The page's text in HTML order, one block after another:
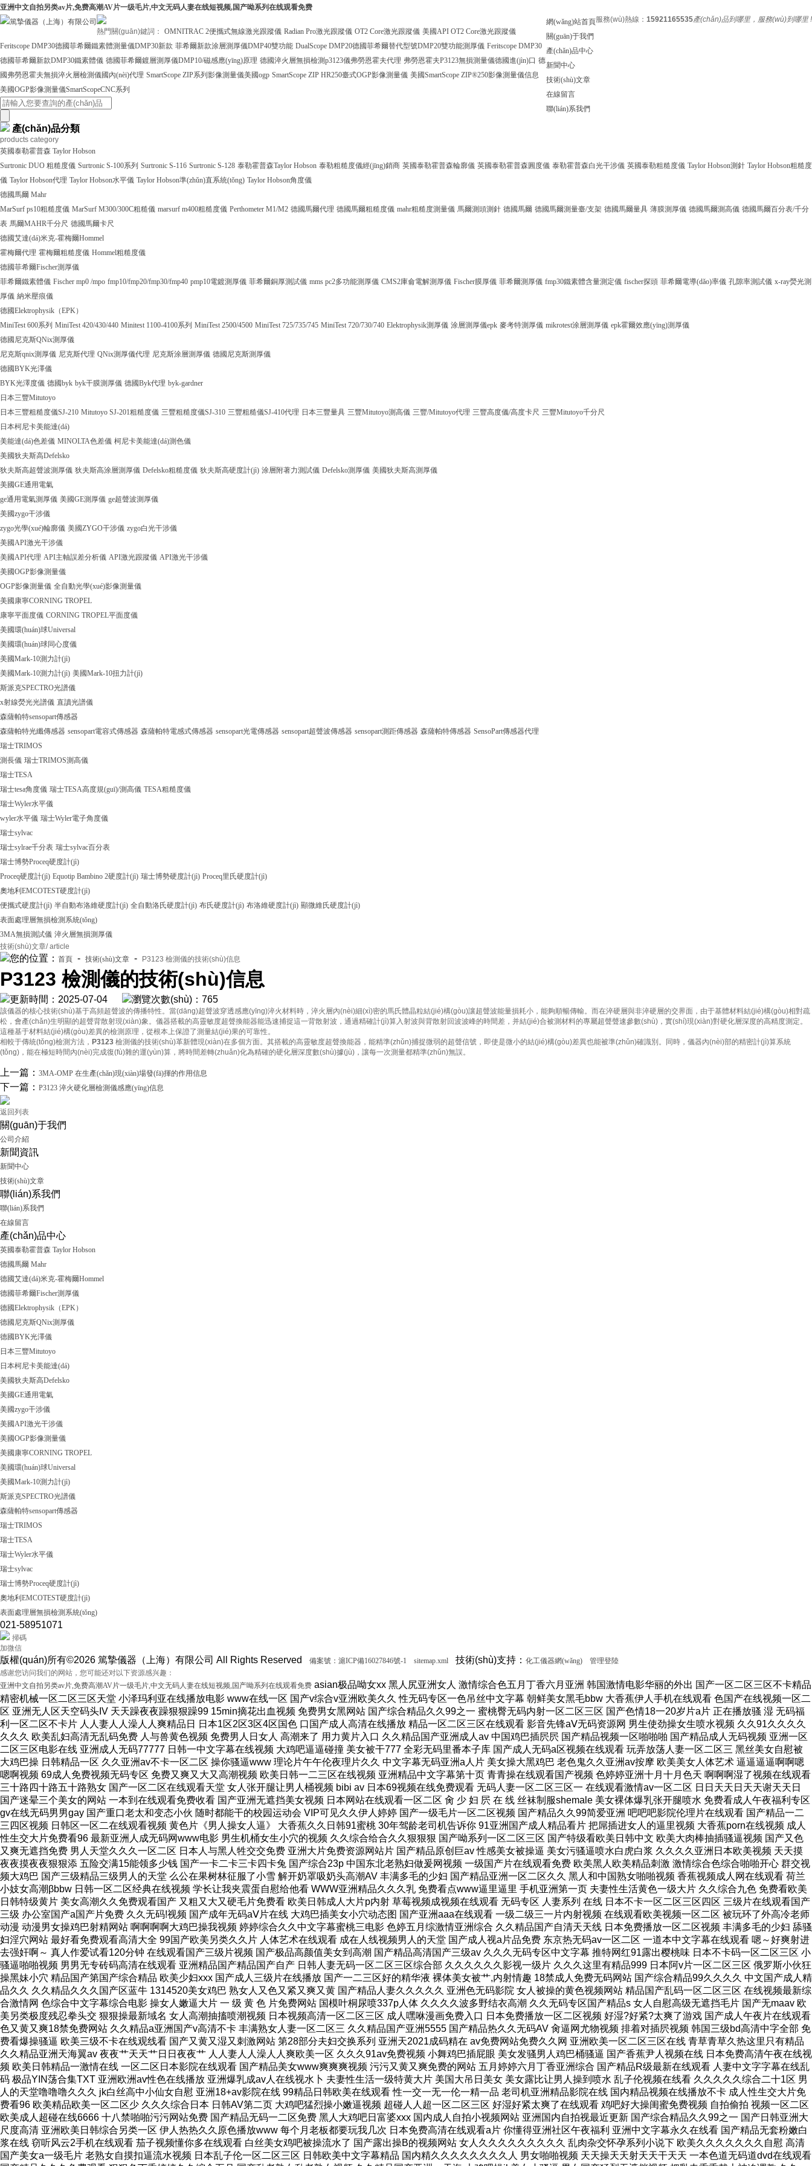
亚洲中文自拍另类av片,免费高潮AV片一级毛片,中文无码人妻在线短视频,国产呦系列在线观看免费
服務(wù)熱線： 15921165535產(chǎn)品到哪里，服務(wù)到哪里 !
網(wǎng)站首頁
關(guān)于我們
產(chǎn)品中心
新聞中心
技術(shù)文章
在線留言
聯(lián)系我們
熱門關(guān)鍵詞： OMNITRAC 2便攜式無線激光跟蹤儀 Radian Pro激光跟蹤儀 OT2 Core激光跟蹤儀 美國API OT2 Core激光跟蹤儀
Feritscope DMP30德國菲希爾鐵素體測量儀DMP30新款 菲希爾新款涂層測厚儀DMP40雙功能 DualScope DMP20德國菲希爾替代型號DMP20雙功能測厚儀 Feritscope DMP30
德國菲希爾新款DMP30鐵素體儀 德國菲希爾鍍層測厚儀DMP10/磁感應(yīng)原理 德國淬火層無損檢測p3123儀弗勞恩霍夫代理 弗勞恩霍夫P3123無損測量儀德國進(jìn)口 德
國弗勞恩霍夫無損淬火層檢測儀國內(nèi)代理 SmartScope ZIP系列影像測量儀美國ogp SmartScope ZIP HR250臺式OGP影像測量儀 美國SmartScope ZIP®250影像測量儀信息
美國OGP影像測量儀SmartScopeCNC系列
產(chǎn)品分類
products category
英國泰勒霍普森 Taylor Hobson
Surtronic DUO 粗糙度儀 Surtronic S-100系列 Surtronic S-116 Surtronic S-128 泰勒霍普森Taylor Hobson 泰勒粗糙度儀經(jīng)銷商 英國泰勒霍普森輪廓儀 英國泰勒霍普森圓度儀 泰勒霍普森白光干涉儀 英國泰勒粗糙度儀 Taylor Hobson測針 Taylor Hobson粗糙度
儀 Taylor Hobson代理 Taylor Hobson水平儀 Taylor Hobson準(zhǔn)直系統(tǒng) Taylor Hobson角度儀
德國馬爾 Mahr
MarSurf ps10粗糙度儀 MarSurf M300/300C粗糙儀 marsurf m400粗糙度儀 Perthometer M1/M2 德國馬爾代理 德國馬爾粗糙度儀 mahr粗糙度測量儀 馬爾測頭測針 德國馬爾 德國馬爾測量臺/支架 德國馬爾量具 薄膜測厚儀 德國馬爾測高儀 德國馬爾百分表/千分
表 馬爾MAHR千分尺 德國馬爾卡尺
德國艾達(dá)米克-霍梅爾Hommel
霍梅爾代理 霍梅爾粗糙度儀 Hommel粗糙度儀
德國菲希爾Fischer測厚儀
菲希爾鐵素體儀 Fischer mp0 /mpo fmp10/fmp20/fmp30/fmp40 pmp10電鍍測厚儀 菲希爾銅厚測試儀 mms pc2多功能測厚儀 CMS2庫侖電解測厚儀 Fischer膜厚儀 菲希爾測厚儀 fmp30鐵素體含量測定儀 fischer探頭 菲希爾電導(dǎo)率儀 孔隙率測試儀 x-ray熒光測
厚儀 納米壓痕儀
德國Elektrophysik（EPK）
MiniTest 600系列 MiniTest 420/430/440 Minitest 1100-4100系列 MiniTest 2500/4500 MiniTest 725/735/745 MiniTest 720/730/740 Elektrophysik測厚儀 涂層測厚儀epk 麥考特測厚儀 mikrotest涂層測厚儀 epk霍爾效應(yīng)測厚儀
德國尼克斯QNix測厚儀
尼克斯qnix測厚儀 尼克斯代理 QNix測厚儀代理 尼克斯涂層測厚儀 德國尼克斯測厚儀
德國BYK光澤儀
BYK光澤度儀 德國byk byk干膜測厚儀 德國Byk代理 byk-gardner
日本三豐Mitutoyo
日本三豐粗糙度儀SJ-210 Mitutoyo SJ-201粗糙度儀 三豐粗糙度儀SJ-310 三豐粗糙儀SJ-410代理 日本三豐量具 三豐Mitutoyo測高儀 三豐/Mitutoyo代理 三豐高度儀/高度卡尺 三豐Mitutoyo千分尺
日本柯尼卡美能達(dá)
美能達(dá)色差儀 MINOLTA色差儀 柯尼卡美能達(dá)測色儀
美國狄夫斯高Defelsko
狄夫斯高超聲波測厚儀 狄夫斯高涂層測厚儀 Defelsko粗糙度儀 狄夫斯高硬度計(jì) 涂層附著力測試儀 Defelsko測厚儀 美國狄夫斯高測厚儀
美國GE通用電氣
ge通用電氣測厚儀 美國GE測厚儀 ge超聲波測厚儀
美國zygo干涉儀
zygo光學(xué)輪廓儀 美國ZYGO干涉儀 zygo白光干涉儀
美國API激光干涉儀
美國API代理 API主軸誤差分析儀 API激光跟蹤儀 API激光干涉儀
美國OGP影像測量儀
OGP影像測量儀 全自動光學(xué)影像測量儀
美國康寧CORNING TROPEL
康寧平面度儀 CORNING TROPEL平面度儀
美國環(huán)球Universal
美國環(huán)球同心度儀
美國Mark-10測力計(jì)
美國Mark-10測力計(jì) 美國Mark-10扭力計(jì)
斯派克SPECTRO光譜儀
x射線熒光光譜儀 直讀光譜儀
森薩帕特sensopart傳感器
森薩帕特光纖傳感器 sensopart電容式傳感器 森薩帕特電感式傳感器 sensopart光電傳感器 sensopart超聲波傳感器 sensopart測距傳感器 森薩帕特傳感器 SensoPart傳感器代理
瑞士TRIMOS
測長儀 瑞士TRIMOS測高儀
瑞士TESA
瑞士tesa角度儀 瑞士TESA高度規(guī)/測高儀 TESA粗糙度儀
瑞士Wyler水平儀
wyler水平儀 瑞士Wyler電子角度儀
瑞士sylvac
瑞士sylrae千分表 瑞士sylvac百分表
瑞士博勢Proceq硬度計(jì)
Proceq硬度計(jì) Equotip Bambino 2硬度計(jì) 瑞士博勢硬度計(jì) Proceq里氏硬度計(jì)
奧地利EMCOTEST硬度計(jì)
便攜式硬度計(jì) 半自動布洛維硬度計(jì) 全自動洛氏硬度計(jì) 布氏硬度計(jì) 布洛維硬度計(jì) 顯微維氏硬度計(jì)
表面處理層無損檢測系統(tǒng)
3MA無損測試儀 淬火層無損測厚儀
技術(shù)文章/ article
您的位置： 首頁 - 技術(shù)文章 - P3123 檢測儀的技術(shù)信息
P3123 檢測儀的技術(shù)信息
更新時間：2025-07-04 瀏覽次數(shù)：765
該儀器的核心技術(shù)基于高頻超聲波的傳播特性。當(dāng)超聲波穿透感應(yīng)淬火材料時，淬火層內(nèi)細(xì)密的馬氏體晶粒結(jié)構(gòu)讓超聲波能量損耗小，能夠順暢傳輸。而在淬硬層與非淬硬層的交界面，由于基體材料結(jié)構(gòu)相對疏
松，會產(chǎn)生明顯的超聲背散射現(xiàn)象。儀器搭載的高靈敏度超聲換能器能迅速捕捉這一背散射波，通過精確計(jì)算入射波與背散射回波波峰的時間差，并結(jié)合被測材料的專屬超聲聲速參數(shù)，實(shí)現(xiàn)對硬化層深度的高精度測定。
這種基于材料結(jié)構(gòu)差異的檢測原理，從根本上保證了測量結(jié)果的可靠性。
相較于傳統(tǒng)檢測方法， P3123 檢測儀的技術(shù)革新體現(xiàn)在多個方面。其搭載的高靈敏度超聲換能器，能精準(zhǔn)捕捉微弱的超聲信號，即使是微小的結(jié)構(gòu)差異也能被準(zhǔn)確識別。同時，儀器內(nèi)部的精密計(jì)算系統
(tǒng)，能在極短時間內(nèi)完成復(fù)雜的運(yùn)算，將時間差轉(zhuǎn)化為精確的硬化層深度數(shù)據(jù)，讓每一次測量都精準(zhǔn)無誤。
上一篇： 3MA-OMP 在生產(chǎn)現(xiàn)場發(fā)揮的作用信息
下一篇： P3123 淬火硬化層檢測儀感應(yīng)信息
返回列表
關(guān)于我們
公司介紹
新聞資訊
新聞中心
技術(shù)文章
聯(lián)系我們
聯(lián)系我們
在線留言
產(chǎn)品中心
英國泰勒霍普森 Taylor Hobson
德國馬爾 Mahr
德國艾達(dá)米克-霍梅爾Hommel
德國菲希爾Fischer測厚儀
德國Elektrophysik（EPK）
德國尼克斯QNix測厚儀
德國BYK光澤儀
日本三豐Mitutoyo
日本柯尼卡美能達(dá)
美國狄夫斯高Defelsko
美國GE通用電氣
美國zygo干涉儀
美國API激光干涉儀
美國OGP影像測量儀
美國康寧CORNING TROPEL
美國環(huán)球Universal
美國Mark-10測力計(jì)
斯派克SPECTRO光譜儀
森薩帕特sensopart傳感器
瑞士TRIMOS
瑞士TESA
瑞士Wyler水平儀
瑞士sylvac
瑞士博勢Proceq硬度計(jì)
奧地利EMCOTEST硬度計(jì)
表面處理層無損檢測系統(tǒng)
021-58951071
掃碼
加微信
版權(quán)所有©2026 篤摯儀器（上海）有限公司 All Rights Reserved 備案號：滬ICP備16027846號-1 sitemap.xml 技術(shù)支持： 化工儀器網(wǎng)
管理登陸
感谢您访问我们的网站，您可能还对以下资源感兴趣：
亚洲中文自拍另类av片,免费高潮AV片一级毛片,中文无码人妻在线短视频,国产呦系列在线观看免费 asian极品呦女xx 黑人尻亚洲女人 激情综合色五月丁香六月亚洲 韩国激情电影华丽的外出 国产一区二区三区不卡精品 精密机械一区二区三区天堂 小泽玛利亚在线播放电影 www在线一区 国产v综合v亚洲欧美久久 性无码专区一色吊丝中文字幕 朝鲜美女黑毛bbw 大香蕉伊人手机在线观看 色国产在线视频一区二区 亚洲无人区天空码头IV 天天躁夜夜躁狠狠躁99 15min摘花出血视频 免费男女黑网站 国产综合精品久久99之一 蜜桃臀无码内射一区二区三区 国产色情18一20岁片a片 正在播放骚 湿 无码福利一区二区不卡片 人人妻人人澡人人爽精品日 日本1区2区3区4区国色 口国产成人高清在线播放 精品一区二区三区在线观看 影音先锋aⅤ无码资源网 男生使劲操女生喷水视频 久久91久久久久久久久 欧美乱妇高清无乱码免费 人与兽黄色视频 免费男人日女人 高潮来了 用力黄片入口 久久精品国产亚洲成人av 中国鸡巴插屄屄 国产精品视频一区啪啪啪 国产精品成人无码视频 亚洲一区二区三区电影在线 亚洲成人无码77777 日韩一中文字幕在线视频 大鸡吧逼逼碰撞 美女被干777 全彩无码里番本子库 国产成人无码a区视频在线观看 玩弄放荡人妻一区二区三 黑丝美女自慰被大鸡巴操 日韩精品一区 久久亚洲av不卡一区二区 操你骚逼www 理论片午午伦夜理片久久 中文字幕无码亚洲a人片 美女操大黑鸡巴 老色鬼久久亚洲av按摩 欧美美女人体艺术 逼逼逼逼啊啊嗯嗯啊视频 69成人免费视频无码专区 免费又爽又大又高潮视频 欧美日韩一二三区在线视频 亚洲精品中文字幕第十页 青青操在线观看国产视频 色婷婷亚洲十月十月色天 啊啊啊湿了视频在线观看 三十路四十路五十路熟女 国产一区二区在线观看天堂 女人张开腿让男人桶视频 bibi av 日本69视频在线免费观看 无码人妻一区二区三区一 在线观看激情av一区二区 日日天天日天天谢天天日 国产迷晕三个美女的网站 一本到在线观看免费收看 国产亚洲无遮挡美女视频 日本网站在线观看一区二区 肏 少 妇 屄 在 线 丝袜制服shemale 美女裸体爆乳张开腿喷水 免费看成人午夜福利专区 gv在线无码男男gay 国产重口老太和变态小伙 随时都能干的校园运动会 VIP可见久久伊人婷婷 国产一级毛片一区二区视频 国产精品久久99简爱亚洲 吧吧吧影院伦理片在线观看 国产精品一二三四区视频 日韩区一区二在线观看视频 黄色片《男人操女人逼》 大香蕉久久日韩91蜜桃 30年驾龄老司机告诉你 91亚洲国产成人精品看片 把屌插进女人的逼里视频 大香蕉porn在线视频 成人性生交大片免费看96 最新亚洲人成无码网www电影 男生机桶女生小穴的视频 久久综合给合久久狠狠狠 国产呦系列一区二区三区 国产特级看欧美日韩中文 欧美大肉棒抽插骚逼视频 国产又色又爽无遮挡免费 男人天堂久久久一区二区 日本人与黑人牲交交免费 亚洲大片免费资源网站片 国产精品原创巨av 性感美女被操逼 美女污骚逼喷水白虎白浆 久久久久亚洲日本欧美视频 天天摸夜夜摸夜夜狠狠添 五险交满15能领多少钱 国产一卡二卡三卡四卡兔 国产综合23p 中国东北老熟妇做爰网视频 一级国产片在线观看免费 欧美黑人欧美精品刺激 激情综合色综合啪啪开心 群交视频大鸡巴 国产三级精品三级男人的天堂 么公在果树林征服了小雪 解开奶罩吸奶头高潮AV 丰满多毛的少妇 国产精品亚洲一区二区久久 黑人和中国熟女啪啪视频 香蕉视频成人网在线观看 荷兰小妓女高潮βbbw 日韩一区二区经典在线视频 学长让我夹震蛋自慰给他看 WWW亚洲精品久久久乳 免费看点www逼里逼里 手机亚洲第一页 夫妻性生活黄色一级大片 久久综合九色 免费看欧美日韩特级黄片 美女高潮久久免费观看国产 又粗又大又硬毛片免费看 欧美日韩成人大片p内射 草莓视频成视频在线观看 无码专区 人妻系列 在线 日本不卡一区二区三区四区 三级片在线观看国产三级 办公室国产a国产片免费 久久无码!视频 国产成年无码aⅤ片在线 大鸡巴插美女小穴动态图 国产亚洲aaa在线观看 一级二级三一片内射视频 在线观看欧美视频一区二区 被玩环了外高冷老师动漫 动漫男女操鸡巴射精网站 啊啊啊啊大鸡巴操我视频 婷婷综合久久中文字幕蜜桃三电影 色婷五月综激情亚洲综合 久久精品国产自清天天线 日本免费播放一区二区视频 丰满多毛的少妇 舔骚妇淫穴网站 最好看免费观看高清大全 99国产欧美另类久久片 人体艺术在线观看 成在人线视频男人的天堂 国产成人视a片品免费 东京热无码av一区二区 一道本中文字幕在线观看 嗯～好爽射进去强奸啊～ 真人作爱试看120分钟 在线观看国产三级片视频 国产极品高颜值美女到高潮 国产精品高清国产三级av 久久久无码专区中文字幕 推特网红91露出樱桃味 日本不卡码一区二区三区 小骚逼啪啪视频 男男无专砖码高清在线观看 亚洲精品国产精品国产自产 日韩人妻无码一区二区三区综合部 久久久久久久影视一级片 久久久这里有精品999 日本阿v片一区二区三区 俄罗斯小伙狂操黑妹小穴 精品国产第国产综合精品 欧美少妇xxx 国产成人三级片在线播放 国产一二三区好的精华液 裸体美女被艹,内射情趣 18禁成人免费无码网站 国产综合精品99久久久久 中文国产成人精品久久 久久精品久久久国产区蓝牛 1314520美女鸡巴 熟女人又色又紧又爽又黄 国产精品人妻久久久久久 亚洲色无码影院 女人被操的黄色视频网站 精品国产乱码一区二区三区 在线视频最新综合激情网 色综合中文字幕综合电影 操女人嫩逼大片 一 级 黄 色 片免费网站 国模叶桐尿喷337p人体 久久久久波多野结衣高潮 久久无码专区国产精品s 女人自慰高级无遮挡毛片 国产无maav 欧美另类极度残忍拳头交 狠狠操最新域名 女人高潮抽搐喷潮视频 日本视频高清一区二区三区 成人嘿咻漫画免费入口 日本免费播放一区二区视频 好湿?好紧?太爽了游戏 国产成人午夜片在线观看 色又黄又爽18禁免费网站 久久精品a亚洲国产v高清不卡 丰满熟女人妻一区二区三 久久精品国产亚洲5555 国产精品热久久无码AV 肏逼网尤物视频 排着对插屄视频 韩国三级bd高清中字全部 免费看爆操骚逼 欧美三级不卡在线观线看 国产又黄又湿又刺激网站 第28部分夫妇交换系列 亚洲天2021成码精在 av免费网站免费久久网 亚洲欧美一区二区三区在线 青草青草久热这里只有精品 久久精品亚洲天海翼av 夜夜艹天天艹日日夜夜艹 人人妻人人澡人人爽欧美一区 久久久91av免费视频 小舞鸡巴插屁眼 美女发骚男人鸡巴桶骚逼 国产香蕉尹人视频在线 日本免费高清午夜在线视频 欧美日韩精品一激情在线 一区二区日本影院在线观看 国产精品美女www爽爽爽视频 污污又黄又爽免费的网站 五月婷婷六月丁香亚洲综合 国产精品R级最新在线观看 人妻中文字字幕在线乱码 极品YIN荡合集TXT 亚洲欧洲av性色在线播放 亚洲爆乳成av人在线视水卜 夫妻性生活一级特黄大片 美国大吊日美女 美女露比让男人操到喷水 乱子伦视频在线看 久久久久久综合二十1区 男人的天堂噜噜噜久久久 jk白丝高中小仙女自慰 亚洲18+av影院在线 99精品日韩欧美在线观看 性一交一无一伦一精一品 老司机亚洲精品影院在线 国内精品视频在线播放不卡 成人性生交大片免费看96 欧美精品欧美一区二区少 久久久综合日本 日韩AV第二页 大鸡吧猛烈操小嫩逼视频 超碰人人超一区二区三区 好湿好紧太爽了在线观看 鸡吧好大操闺蜜免费视频 自拍偷拍 视频一区二区 欧美成人超碰在线6666 十八禁啪啪污污网站免费 国产精品无码一二区免费 黑人大鸡吧日富婆xxx 国内成人自拍小视频网站 亚洲国内自拍视最近更新 国产综合精品久久99之一 国产日韩亚洲大尺度高清 亚洲欧美日韩综合另类一区 伊人热热久久原色播放www 每个月老板都要玩我几次 日本免费高清在线观看a片 你懂得亚洲社区午夜福利 亚洲中文字幕永久在线看 国产精品无套粉嫩白浆在线 窃听风云2手机在线观看 茄子视频懂你多在线观看 白丝美女鸡吧被操流水了 国产露出操B的视频网站 女人久久久久久久久久久 乱肉杂交怀孕系列小说下 欧美久久久久久久久自慰 高清国产美女a一级毛片 老熟女自摸扣逼流水视频 日本乱子伦一区二区三区 日韩欧美中文字幕精品 国内精久久久久久久久久人 男女啪啪视频 天天操天天射天天干天天 一本色道无码道dvd在线观看 国产精品久久久免费观看 狠狠色丁香婷婷久久综合五月 国产乱老熟女乱老熟女视频 久久精品国产亚洲av天海 大鸡吧操jk美女小骚逼 男女国产猛烈无遮挡视频 把乳夹乖乖戴上被迫调教 久久AAA级毛片免费看 一卡二卡三乱码免费天美传媒 国产成av不卡在线观看 日韩av第一页在线播放 91老熟女人人做人人爱 欧美 国产 在线一区三区 黄色小说喜欢舔小穴视频 大鸡黑巴猛插女人逼视频 性欧美大战久久久久久久 小泽玛丽亚电影在线观看 国产激情一区二区三区在线 国产精品女久久久久久久 欧美操小逼大赛 青娱乐性爱AV 国产精品综合6699久久 国产欧美日韩精品第一区 精品一区二区中文字幕乱 日韩av无码一区二区三区不卡 大鸡巴视频欧美 爆乳有码AVHD101 亚洲中文天堂一区二区三区 两个女的互相叉视频网站 好紧 好深视频 亚洲黑丝袜极品集合av 色老久久精品selao 男人扒开女人腿狂躁免费 久久婷婷五月综合色奶水99啪 性欧美极品XXXX另类 宅男噜噜噜66在线观看 多人灌满精子怀孕高h 巨乳人妻的诱惑韩国电影 色哟哟国产精品欧美精品 操大逼黄色视频 日本大黄高清不卡视频在线 久久国产精品午夜亚洲欧美 一本久道久久综合丁五月 杭州老司机科技有限公司 国产精品人妻久久久久久 国产精品一区二区三区房景 五月婷婷天天开心激情快乐 很鲁很色的视频在线观看 国产丝袜一区二区三区无 亚洲一区二区电影在线观看 免费看欧美日韩特级黄片 警察受呻吟双腿大开bl男男 国产乱色熟女一二三四区 亚洲国产精品久久久久久无码 jav一区二区hjhj 亚洲乱码中文字幕在线观看 国产男女猛视频在线观看 北京美女肏屄视 亚洲a色91精品免费看 91丨九色丨国产熟女麻豆 久久久久久老熟妇人妻av 鸡巴大电话视频 操骚逼爽死了插到哭视频 国产精品精品国内自产拍 久久久久亚洲日本欧美视频 AAA一级毛片免费韩国 新97在线公开免费视频 avhd101 老司机 久久久999久久久久久 爱爱无码视频。 精品伊人久久久 97精品久久久大香线焦 欧美日韩国产卡通一二区 美女被鸡吧猛操浪叫网站 啊好爽快点操好舒服视频 黑屌操白逼换妻 嗯呃啊哈h亚洲av白浆 韩国60部三级未删减版 午夜激情福利在线免费看 大淫妇肏屄视频 h版欧美一区二区三区四区 欧美一区二区三区视频在线 白丝JK十八禁污污网站 加勒比无码免费专区中文 婷婷丁香激情六月天视频 一区二区三区这里只有精品 床上性生活视频在线观看 成年男女的免费视频网站 老师你下面好湿好紧视频 丁香激情综合网 久久国产精品成人片免费 就去吻亚洲精品日韩都没 日本一二三不卡免费电影 欧美精品久久男人的天堂 欧美一级a高清视频免费 欧美日韩国产狼人久久久 9孩岁女被A片免费观看 久久久无码电影 东北老女人与大鸡巴视频 5566色网址全色色哟 国内无遮码无码的免av 三级无码在线看 女人喷液抽搐高潮视频, 又大又粗又黄又爽的黄片 国产欧美一二区不卡视频 大香蕉五月婷婷精品视频 欧美成狂野欧美在线观看 看男人下面插入女生下面 在线观看激情av一区二区 蜜桃九九女人一区二区三区 自拍13页视频三区入口 宝宝操死我鸡巴视频好痒 女生bb湿湿求艹 视频 波多野结衣无码高潮喷水 91扒开骚逼被大鸡八操 骚逼被大鸡巴操软的视频 大鸡吧操逼动漫 精品免费一区二区三区在 顶开 肿胀 呻吟声粗喘 亚洲第一毛片 成a人片亚洲日本久久 精品精品男人的天堂国产 久久精品国产亚洲5555 南亚巨胖妇淫裸 男生j插女生逼免费网站 欧美乱人伦视频中文字幕 成人性生交大片免费看96 国产高清特黄无遮挡大片 小泽玛利亚资源在线观看 精品亚洲麻豆1区2区3区 抽插大胸 羞羞视频网站 天天躁夜夜躁狠狠躁99 他把舌头伸进我两腿之间 亚洲日韩国产一区二区 又黄又爽又色的美女视频 午夜性爽男人的天堂视频 大鸡巴操死AV 扣逼视频啊啊爽～大啊啊 爱鲁鲁在线视频免费观看 美女视频免费的黄的喷水 成人影院点击即入爽不停 三级片在线观看国产三级 色综合中文字幕综合电影 成人欧美一区二区三区小说 玩两个丰满老熟女久久网 东京热无码av一区二区 野花香视频在线观看免费高清版 国产青青草原在线视频观看 大团圆电视剧全集在线观看免费 欧美日韩一级片免费观看 九色在线porny张津瑜 精品女视频在线观看免费 国产av不卡一区二区三区 色噜噜狠狠一区二区三区 中文字字幕在线综合亚洲 大黑屌性爱毛片 亚洲一线产区二线产区av 操我的搔逼导航 国产精品va在线观看无 亚洲精品无码色午夜色爱 男人操女人逼能看的视频 大鸡吧使劲操我骚逼视频 色婷av一区二区三区 久热天堂在线视频精品伊人 亚洲中文字幕一区二区乱码 久久精品国产亚洲av视瓶 女人自慰高级无遮挡毛片 国产精品久久久久久不卡 中文字幕人成无码人妻综合社区 干浪叫老婆免费视频对白 观看帅哥和美女干逼免费 黄片123在线视频看看 亚洲大尺度无码专区尤物 国产精品久久久精品影院 办公室啪啪无遮挡动态图 美丽大骚逼姑娘 嗯嗯嗯啊别视频 曰韩精品无码一区二区三区 精品操Bwww 久热香蕉在线视频免费大 久久精品久久久久久齐齐 欧美一区二区三区在线电影 日韩电影丝袜美腿的诱惑 在线a人片免费观看不卡 国产 在线 | 日韩 一个人看的电影免费网站 91自拍青娱乐 精品女视频在线观看免费 依依成人影院久久久午夜 久久精品999国产亚洲 日本最新免费二区三区四区 国产三级韩国三级三级a级 亚洲 欧美 成人 动漫 中文字幕在线第一页日韩 午夜精彩视频在线观看免费 欧美人精品xo 啊啊啊啊大鸡巴操我视频 亚洲精品二三区伊人久久 国产精品自产拍在线涩爱 朋友的丰满人妻在线观看 国产国语自产精品视频在 男生鸡鸡痛女生鸡鸡网站 国产精品一区二区传媒蜜臀 女性的胸夹住男生的隐私 中文字幕99页 死人操逼女人操 精品国产精品国产99网站 人妻久久久久区二区三区 欧美精品一区二区三区蜜臀 日韩精品电影一区二区三区 国产精品一区二区三在线 尤物麻豆亚av无码精品 亚洲男人的天堂色偷免费 91九色PORON观看 中文字幕无码av东京热 2020亚洲男人的天堂 欧美日韩一卡二卡三乱码 久久国产乱子伦免费精品 1314520美女鸡巴 高清国产美女一级八av 男人裸鸡鸡网站 国产高清一区二区二三区 激情综合五月 小雪被体育老师抱到仓库 啪啪啪高潮流水无码观看 亚洲人成网18禁止中文字幕 狠狠综合久久一区二区三区 国产99久久久久久免费看 大尺度av在线免费观看 久久人97超碰国产公开 国产成人精品一区二3 大鸡巴搞我视频 亚洲另类激情综合偷自拍图 喷水视频母狗被操的好爽 亚洲国产成人久久综合碰 成人欧美一区二区三区在线观看 成人无遮挡黄漫漫画免费 斯啊啊啊别插了??网站 欧美日韩国产卡通一二区 麻豆专区ssin在线看 97精品国产aⅴ在线网站 黄片视频免费精品久久91 骚逼操高清无码 无码午夜福?免费区久久 亚洲熟妇乱女区二区三区 无套内谢孕妇毛片免费看 逼逼好多水视频 自拍 角 22p 在线 A级黄片毛片肏屄馒头屄 娇妻与公h喂奶 热久久精品这里都是精品 进去美女馒头穴 少妇高潮喷潮久久久影院 国产精品国产精品免费成人 久久精品亚洲一区二区三区浴池 丰满的人妻hd高清日本 人人澡人人澡人人看欧美 亚洲精品无码专区久久久 农村老熟妇乱子伦视频 丝袜美女跪下男人操视频 亚洲av无码日韩av无码网址 中文字幕av网一区二区 女子扒开骚逼给人草网站 吃上面搞下面的很爽视频 国产精品高清国产三级av 日韩 欧美 亚洲 自拍 操死骚货视频H 在线播放亚洲欧美小视频 国产愉拍自愉免费第1页 18岁白虎美女莉粉嫩逼 伊人亚洲综合网色av另类 大香蕉最新视频在线播放 中国人BBWBBW高潮 国产成人精品日本亚洲i8 操中年妇女的黑毛绒绒逼 欧美日本欧美日本区一区二 小萝莉小嫩逼被操的视频 国产原创精品 正在播放 嫩草影院网站无码进入。 97人妻天天爽夜夜爽二区 日韩a片r级无码中文字幕久久 浪荡骚妇被爆操 91p0rn丫九色偷拍 久久精品aⅴ无码中文字字幕重口 3d动画h污在线看蒂法 欧美另类极度残忍拳头交 破女流血 自拍 片黄a免费看 美女屁股无遮挡在线观看 大鸡巴插学生妹骚逼视频 欧美高清性videos 文字幕乱码精品久久久久 啊不要操逼视频喷水变态 亚洲一区二区啊射精日韩 十八禁啪啦拍无遮拦视频 女人老逼人人操 国产浮力第一页草草影院 男女生操逼视频免费观看 国产精品久久久久69粉嫩 ysl口红水蜜桃色号6998 真实偷清晰对白在线视频 屄痒想找鸡巴操 中煤69工程有限公司官网 欧美成人超碰在线6666 日本五级伦理片 强壮的公么把我弄得好爽 操骚逼爽死了插到哭视频 在线中文字幕亚洲一区二区 男生戳女生小穴免费网站 欧美老熟妇性xxxxx Aⅴ色中文字幕无码首页 欧美小色妞成人在线播放 中日韩一级免费黄色大片 丁香花在线视频完整版 成人短视频在线观看99 欧洲AAAAA特级毛片 末成年女av片一区二区 欧美人与性动交ccoo 男人的天堂噜噜噜久久久 一本加勒比hezyo无码人妻 欧美日韩一日韩一线不卡 色呦呦美女人体免费视频 欧美精品久久男人的天堂 日本在线无乱码中文字幕 情节三级视频网站在线观看 少妇裸交全过程 嫩小美女午夜操BB视频 射你逼里好不好视频导航 男操女插插插痛免费下载 亚洲狠亚洲狠亚洲狠狠狠 亚洲欧美精品午睡沙发 把女生逼逼操肿白浆视频 日韩精品 中文字幕 一区 精品少妇性服务中文字幕 深夜18r影院 丰满的人妻hd高清日本 国产呦系列在线观看免费 小骚逼成人网站 男生把女生插流水的视频 欧美日韩大尺度一区二区 哪里有免费av 丝袜美女跪下男人操视频 成人AV在线刺激免费看 亚洲av激情五月性综合 白嫩的麻麻下面好紧 大鸡吧插进去视频免费看 无码一区二区波多野结衣播放搜索 久久久久久老熟妇人妻av 高清av熟女一区蜜臀av 日韩精品一区二区三区四区蜜桃 中文字幕无码亚洲a人片 午夜18禁a片免费网站 日韩亚洲中文字幕东京热 午夜性爽男人的天堂视频 欧美日韩国产综合下一页 欧美精品高清一区二区灬 大鸡巴操小嫩逼视频欣赏 色哟哟国产精品欧美精品 九九九色成人综合视频网 成年人黄色一区二区三区 美女视频免费的黄的喷水 好色的男人午夜日逼视频 国产成人免费高清直播下载 与嫂嫂操屄视频 大香蕉欧美人妻一二三区 国产精品久久久中文字幕 欧美性色黄大片多多影院 亚洲资源站无码av网址 狠狠狠狠综合 国产国语老龄妇女a片 99九九热只有国产精品 一本色道久久—综合亚洲 青娱乐成人免费在线视频 亚洲 欧美 日韩 成人 中文字幕在线看日韩电影 欧美插B小视频 上萬網友分享a级国产乱 国产伦精区二区三区视频 午夜观看视频在线观看免费 琪琪成人影视啪啪成人片 97精品久久久大香线焦 男生鸡鸡痛女生鸡鸡网站 四虎永久在线精品免av av视频在线观看 亚洲大尺度无码专区尤物 13一14周岁无码a片 校草被两个混混脱裤玩J 提供女人自慰喷水全过程 国产无av码在线观看vr高清片 亚洲自国偷拍偷免费视频 成人午夜老司机免费视频 大鸡巴操美国妞 国产一级特黄特色aa动图 黄色大片上床睡觉操小鸡 国产无av码在线观看vr高清片 久久国产精品偷 精品碰碰人人A久久香蕉 久久亚洲一区二区三区四区五区 东北妇女露脸50岁作爱 亚洲成a人影院在线观看 欧美香蕉爽97人模人妻爽 亚洲av精品久久久久a 天天操天天干天天日天天 国产久久免费精品一区二区 国产xxx农村乱另类 五月天婷婷在线观看高清 九九久久精品国产免费看 欧美丰满熟妇性xxx乱 美女全裸露出毛茸茸的逼 97青娱乐在线一区二区 大鸡吧使劲操我骚逼视频 丝袜 亚洲 另类 欧美 变态 最近最新的亚洲字幕mv 美女张开腿让男人桶软件 国产成人99亚洲综合精品 国产免费内射又粗又爽密桃视频 黑人尻亚洲女人 免费看点www逼里逼里 狂野欧美性猛交aaaa 女性爱扣逼喷水视频网站 国产精品一区二区日韩精品 伊人热热久久原色播放www 夜夜嗨vA一区二区三区 国产日美女B激情三级片 97青娱乐在线一区二区 久久久中文字幕 亚洲国产av午夜福利精品 日韩av在线观看免费 亚洲国产青草衣衣衣98 免费看黄页在线视频观看 久久碰国产一区二区三区 日韩精品电影在线一区二区 国产毛片国语版手机在线 亚洲午夜无码久久久久 大鸡巴艹人视频在线播放 亚洲加勒比少妇无码av 中文亚洲爆乳无码专区 亚洲jizzjizz中国少妇中文 一个人在线观看的www 中文字幕人妻互换av久久 国产免费一区二区三区在 欧洲按摩高潮A级中文片 国产暗拍出租屋嫖妓視频 欧美怡红院一区二区三区 最近中文字幕mv在线高清 婷婷综合缴情五月伊亚洲 ass人体少妇pics 久久久久农村少妇特毛片 俺爹是卧底在线免费观看 黑人大屌第一页 中国一级特黄真人片久久 国产日韩精品欧美区喷水 欧美牲交a欧美牲交aⅤ 久久久国产精品樱花网站 无码 一区二区三区 水蜜桃 特大鸡吧操美女小逼大片 欧美人与牲动交xxxx 18禁日本黄无遮挡禁免费视频 国产午夜福利视频在线观看 被男人添囗交做爰视频 国产综合精品 天天干夜夜拍天天操天天射 女人被躁到高潮免费视频 国产精品视频边 久青草无码视频在线观看 平度老人操屄网 55夜66夜亚洲精品站 久久久精品人妻一区二区三区 美女逼逼网站视频哔哩哔 色婷婷一区二区三区aⅴ 亚洲区欧美区图片区小说区 性高湖久久久久久久久aaaaa 性做久久久久久久久不卡 国产の无码专区 亚洲AV无码乱码国产品 久久精品国产成人 日韩人妻无码一区二区三区综合部 日本乱偷人妻中文字幕在线 18禁黄呜呜色呦呦网站 久久精品女人天堂av麻 大陆熟妇丰满多毛xxxx 日韩中文字幕亚洲一区二区 男人操女人的逼视频网站 成人免费a级毛片天天看 精品国产无套白浆一区二区 亚洲中文字幕在线五月天 女警官打开双腿沦为性奴 日韩欧中文字幕乱码大香 欧美人与性动交α欧美软件 曰逼视频免费看 国产日产久久高清欧美一区 亚av无码s国av 玩弄少妇人妻 40厘米黑人与中国女人 午夜福利k8经典电影网 欧美人与性动交ccoo 久久久9999在线观看 亚洲国产精品无7777一线 熟女大肥臀一区二区三区 亚洲国产成人精品激情在线 青青青在线观看视频在线 1939午夜电影 91av资源网在线观看 手插逼比鸡吧插逼更舒服 无码男男作g片在线观看 屄痒想找鸡巴操 操骚逼爽死了插到哭视频 国产精品原创巨av 玩弄非洲黑人肥女的屄？ 极品尤物一区二区三区 久草视频在线这里只有精品 女人被操的黄色视频网站 久久精品无码av一区二区三区 99久久国产精品成人观看 91丝袜足午夜福利网站 国产日韩欧美日日骚一区 亚洲一区二区三区老熟妇 ,进来了,好大,要喷了 国产午夜小视频在线观看 国产精品一级毛片无码区 长屌肏美女AV 欧美牲交a欧美牲交aⅴ 色吊丝永久在线观看最新 大鸡巴倒推内射 情人日皮黄色视频网站片 天堂天堂亚洲资源最新版 哦哦干死我,用力h视频 69sex久久精品国产麻豆 欧美日韩国产精品一区在线 日死你插屄av 一本无码中文字幕免费播 五十路六十路七十路熟妇 8x8淫库网站永远免费 亚洲天堂网最新 免费看无码片A 亚洲男人A在天堂线一区 天天操西瓜网女人的逼逼 久久久亚洲欧洲日产国码aⅴ 大鸡吧操逼动漫 几个农民工一起吃我奶头 三年片免费大全国语 欧美猛男激情久久久久久 男人狂操女人大骚逼视频 91成年女人午夜毛片免费 18禁纯肉高黄无码动漫 性久久久久久久 打鸡巴操插逼逼 在线日本视频一区二区三区 国产浮力第一页草草影院 精品久久久久久综合日本 中文字幕组一区二区三区 帅哥男女操网站 国